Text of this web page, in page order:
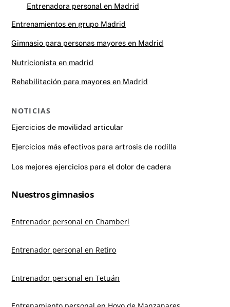
Entrenadora personal en Madrid
Entrenamientos en grupo Madrid
Gimnasio para personas mayores en Madrid
Nutricionista en madrid
Rehabilitación para mayores en Madrid
NOTICIAS
Ejercicios de movilidad articular
Ejercicios más efectivos para artrosis de rodilla
Los mejores ejercicios para el dolor de cadera
Nuestros gimnasios
Entrenador personal en Chamberí
Entrenador personal en Retiro
Entrenador personal en Tetuán